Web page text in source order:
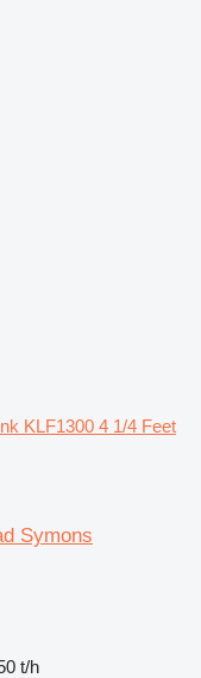
KLF1300 4 1/4 Feet
Symons
t/h